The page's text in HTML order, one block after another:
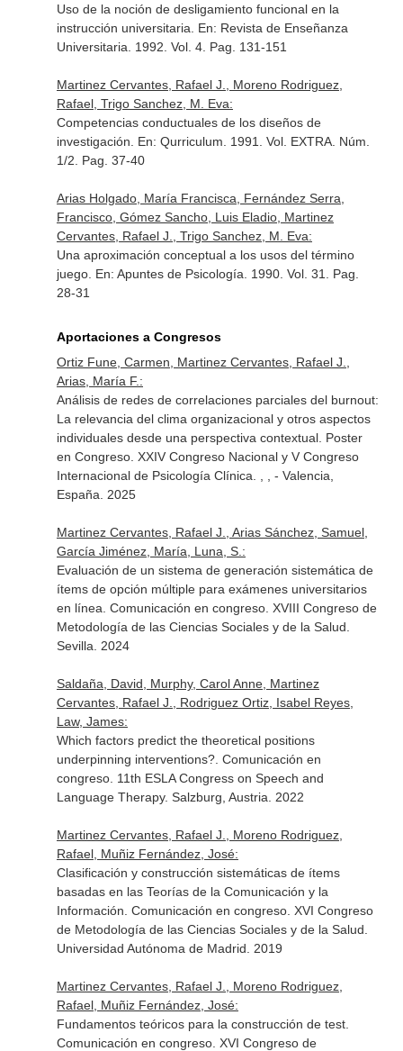
Uso de la noción de desligamiento funcional en la
instrucción universitaria. En: Revista de Enseñanza
Universitaria . 1992. Vol. 4. Pag. 131-151
Martinez Cervantes, Rafael J., Moreno Rodriguez,
Rafael, Trigo Sanchez, M. Eva:
Competencias conductuales de los diseños de
investigación. En: Qurriculum . 1991. Vol. EXTRA. Núm.
1/2. Pag. 37-40
Arias Holgado, María Francisca, Fernández Serra,
Francisco, Gómez Sancho, Luis Eladio, Martinez
Cervantes, Rafael J., Trigo Sanchez, M. Eva:
Una aproximación conceptual a los usos del término
juego. En: Apuntes de Psicología . 1990. Vol. 31. Pag.
28-31
Aportaciones a Congresos
Ortiz Fune, Carmen, Martinez Cervantes, Rafael J.,
Arias, María F.:
Análisis de redes de correlaciones parciales del burnout:
La relevancia del clima organizacional y otros aspectos
individuales desde una perspectiva contextual. Poster
en Congreso. XXIV Congreso Nacional y V Congreso
Internacional de Psicología Clínica. , , - Valencia,
España. 2025
Martinez Cervantes, Rafael J., Arias Sánchez, Samuel,
García Jiménez, María, Luna, S.:
Evaluación de un sistema de generación sistemática de
ítems de opción múltiple para exámenes universitarios
en línea. Comunicación en congreso. XVIII Congreso de
Metodología de las Ciencias Sociales y de la Salud.
Sevilla. 2024
Saldaña, David, Murphy, Carol Anne, Martinez
Cervantes, Rafael J., Rodriguez Ortiz, Isabel Reyes,
Law, James:
Which factors predict the theoretical positions
underpinning interventions?. Comunicación en
congreso. 11th ESLA Congress on Speech and
Language Therapy. Salzburg, Austria. 2022
Martinez Cervantes, Rafael J., Moreno Rodriguez,
Rafael, Muñiz Fernández, José:
Clasificación y construcción sistemáticas de ítems
basadas en las Teorías de la Comunicación y la
Información. Comunicación en congreso. XVI Congreso
de Metodología de las Ciencias Sociales y de la Salud.
Universidad Autónoma de Madrid. 2019
Martinez Cervantes, Rafael J., Moreno Rodriguez,
Rafael, Muñiz Fernández, José:
Fundamentos teóricos para la construcción de test.
Comunicación en congreso. XVI Congreso de